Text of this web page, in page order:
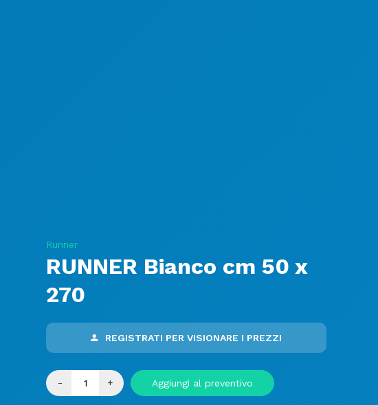
Runner
RUNNER Bianco cm 50 x
270
REGISTRATI PER VISIONARE I PREZZI
- + Aggiungi al preventivo